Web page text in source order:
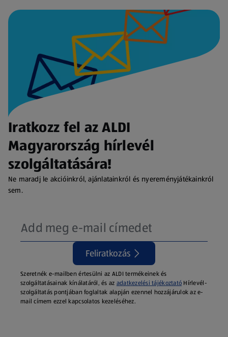
Iratkozz fel az ALDI
Magyarország hírlevél
szolgáltatására!
Ne maradj le akcióinkról, ajánlatainkról és nyereményjátékainkról
sem.
Feliratkozás
Szeretnék e-mailben értesülni az ALDI termékeinek és
szolgáltatásainak kínálatáról, és az adatkezelési tájékoztató Hírlevél-
szolgáltatás pontjában foglaltak alapján ezennel hozzájárulok az e-
mail címem ezzel kapcsolatos kezeléséhez.